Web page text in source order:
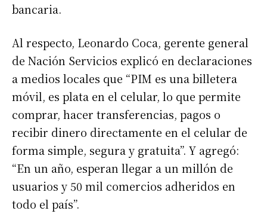
bancaria.
Al respecto, Leonardo Coca, gerente general
de Nación Servicios explicó en declaraciones
a medios locales que “PIM es una billetera
móvil, es plata en el celular, lo que permite
comprar, hacer transferencias, pagos o
recibir dinero directamente en el celular de
forma simple, segura y gratuita”. Y agregó:
“En un año, esperan llegar a un millón de
usuarios y 50 mil comercios adheridos en
todo el país”.